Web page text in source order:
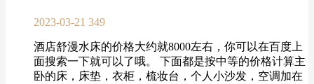
2023-03-21 349
酒店舒漫水床的价格大约就8000左右，你可以在百度上
面搜索一下就可以了哦。 下面都是按中等的价格计算主
卧的床，床垫，衣柜，梳妆台，个人小沙发，空调加在